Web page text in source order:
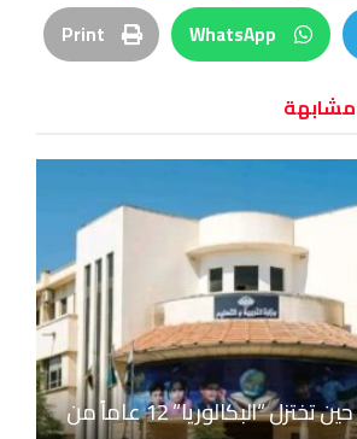
WhatsApp
Print
كابوس النتائج.. حين تختزل “البكالوريا” 12 عاماً من